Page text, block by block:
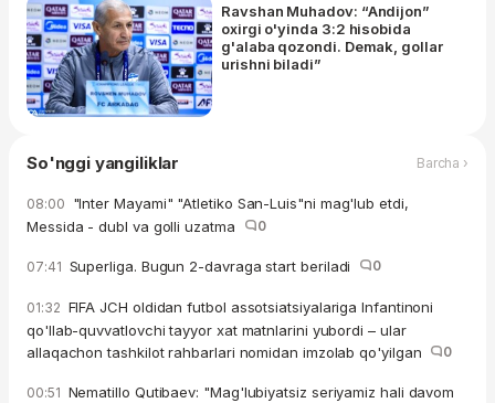
Ravshan Muhadov: “Andijon”
oxirgi o'yinda 3:2 hisobida
g'alaba qozondi. Demak, gollar
urishni biladi”
So'nggi yangiliklar Barcha ›
08:00 "Inter Mayami" "Atletiko San-Luis"ni mag'lub etdi,
Messida - dubl va golli uzatma
0
07:41 Superliga. Bugun 2-davraga start beriladi 0
01:32 FIFA JCH oldidan futbol assotsiatsiyalariga Infantinoni
qo'llab-quvvatlovchi tayyor xat matnlarini yubordi – ular
allaqachon tashkilot rahbarlari nomidan imzolab qo'yilgan
0
00:51 Nematillo Qutibaev: "Mag'lubiyatsiz seriyamiz hali davom